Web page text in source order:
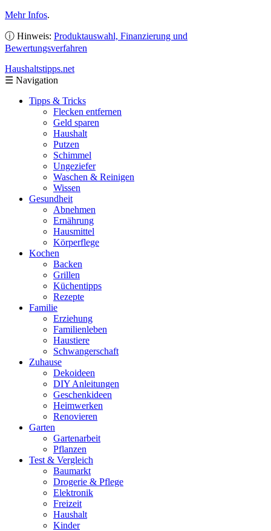
Mehr Infos.
ⓘ Hinweis: Produktauswahl, Finanzierung und
Bewertungsverfahren
Haushaltstipps.net
☰ Navigation
Tipps & Tricks
Flecken entfernen
Geld sparen
Haushalt
Putzen
Schimmel
Ungeziefer
Waschen & Reinigen
Wissen
Gesundheit
Abnehmen
Ernährung
Hausmittel
Körperflege
Kochen
Backen
Grillen
Küchentipps
Rezepte
Familie
Erziehung
Familienleben
Haustiere
Schwangerschaft
Zuhause
Dekoideen
DIY Anleitungen
Geschenkideen
Heimwerken
Renovieren
Garten
Gartenarbeit
Pflanzen
Test & Vergleich
Baumarkt
Drogerie & Pflege
Elektronik
Freizeit
Haushalt
Kinder